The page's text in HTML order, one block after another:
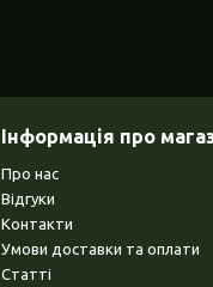
Інформація про
Про нас
Відгуки
Контакти
Умови доставки та оплати
Статті